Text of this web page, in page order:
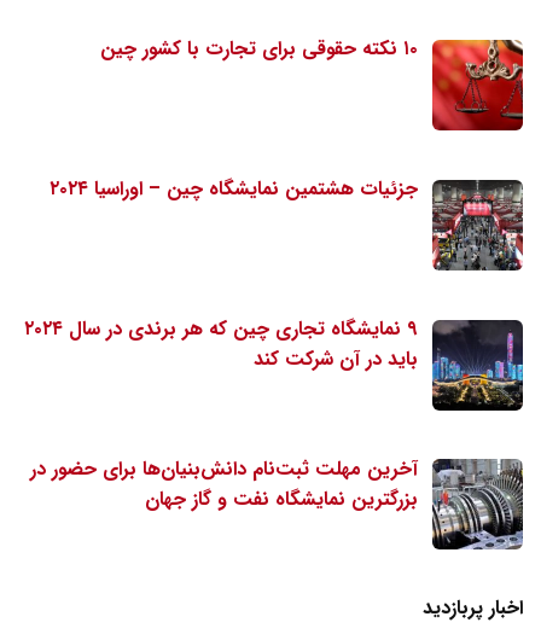
۱۰ نکته حقوقی برای تجارت با کشور چین
جزئیات هشتمین نمایشگاه چین – اوراسیا ۲۰۲۴
۹ نمایشگاه تجاری چین که هر برندی در سال ۲۰۲۴
باید در آن شرکت کند
آخرین مهلت ثبت‌نام دانش‌بنیان‌ها برای حضور در
بزرگترین نمایشگاه نفت و گاز جهان
اخبار پربازدید